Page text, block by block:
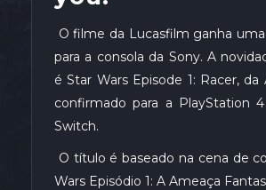
O filme da Lucasfilm ganha
para a consola da Sony. A
é Star Wars Episode 1: Racer, da
confirmado para a PlayStation
Switch.
O título é baseado na cena de
Wars Episódio 1: A Ameaça